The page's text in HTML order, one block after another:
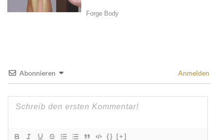
Abonnieren Anmelden
{} [+]